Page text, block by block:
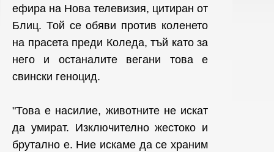
ефира на Нова телевизия, цитиран от
Блиц. Той се обяви против коленето
на прасета преди Коледа, тъй като за
него и останалите вегани това е
свински геноцид.
"Това е насилие, животните не искат
да умират. Изключително жестоко и
брутално е. Ние искаме да се храним